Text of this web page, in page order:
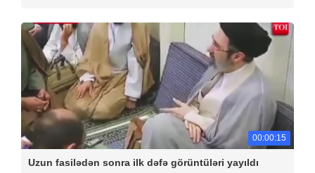
00:00:15
Uzun fasilədən sonra ilk dəfə görüntüləri yayıldı